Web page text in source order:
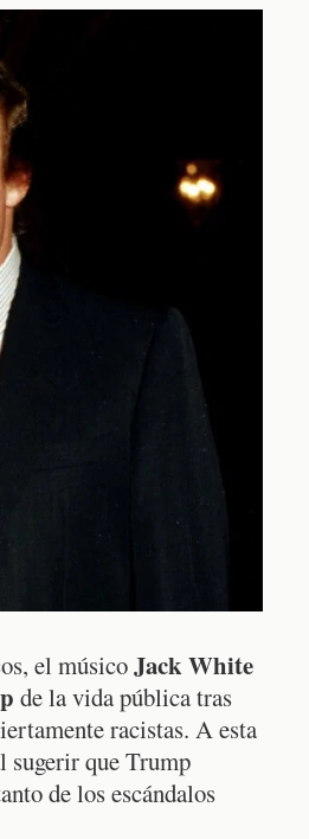
el músicoJack White
de la vida pública tras
racistas. A esta
sugerir que Trump
de los escándalos